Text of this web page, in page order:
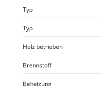
Sbaraglia
Schnitzer
Seven Italy
Shark
Shindaiwa
Silky
Typ
Typ
Holz betrieben
Brennstoff
Beheizung